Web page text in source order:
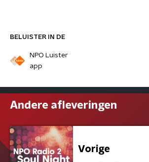
BELUISTER IN DE
NPO Luister
app
Andere afleveringen
Vorige